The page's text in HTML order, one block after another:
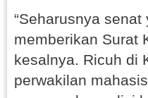
“Seharusnya
memberikan Surat
kesalnya. Ricuh di
perwakilan